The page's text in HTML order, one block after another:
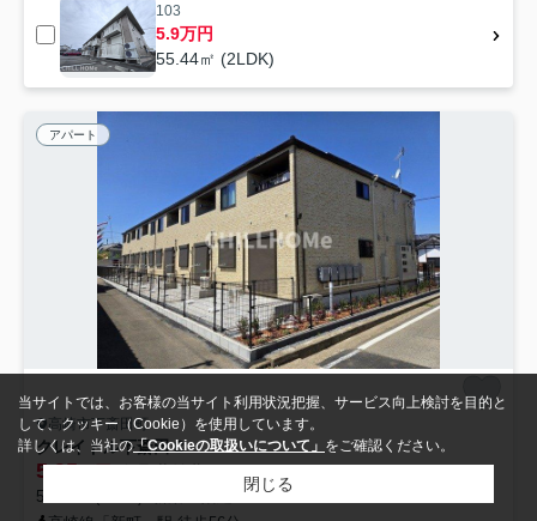
103
5.9万円
55.44㎡ (2LDK)
アパート
高崎市下斎田町
クレイドル下斎田Ｃ
5.95
50.14㎡ (1LDK) /新築 /2階建
当サイトでは、お客様の当サイト利用状況把握、サービス向上検討を目的と
して、クッキー（Cookie）を使用しています。
詳しくは、当社の「Cookieの取扱いについて」 をご確認ください。
閉じる